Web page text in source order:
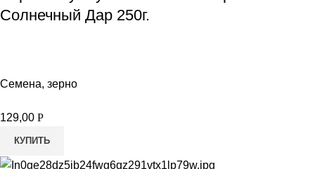
Солнечный Дар 250г.
Семена, зерно
129,00 Р
КУПИТЬ